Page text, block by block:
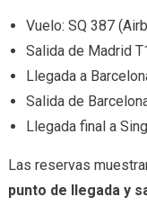
Vuelo: SQ 387
Salida de Madrid
Llegada a
Salida de
Llegada final a
Las reservas
punto de llegada y